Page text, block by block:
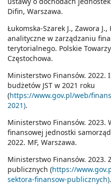
Difin, Warszawa.
Łukomska-Szarek J., Zawora
analityczne w zarządzaniu
terytorialnego. Polskie
Częstochowa.
Ministerstwo Finansów. 2022.
budżetów JST w 2021 roku
(https://www.gov.pl/web/
2021).
Ministerstwo Finansów. 2023.
finansowej jednostki
2022. MF, Warszawa.
Ministerstwo Finansów. 2023.
publicznych (https://
sektora-finansow-publicznych).